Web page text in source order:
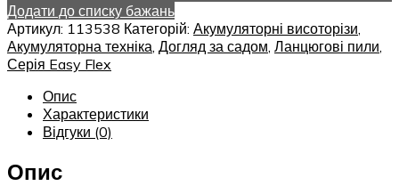
Додати до списку бажань
Артикул: 113538 Категорій: Акумуляторні висоторізи
Акумуляторна техніка Догляд за садом Ланцюгові пили
Серія Easy Flex
Опис
Характеристики
Відгуки (0)
Опис